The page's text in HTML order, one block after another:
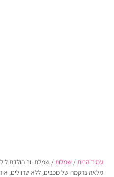
עמוד הבית / שמלות / שמלת יום הולדת
מלאה ברקמה של כוכבים, ללא שרוולים, אורך